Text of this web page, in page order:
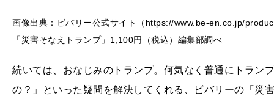
画像出典：ビバリー公式サイト（https://www.be-en.co.jp/
「災害そなえトランプ」1,100円（税込）編集部調べ
続いては、おなじみのトランプ。何気なく普通にトラン
の？」といった疑問を解決してくれる、ビバリーの「災